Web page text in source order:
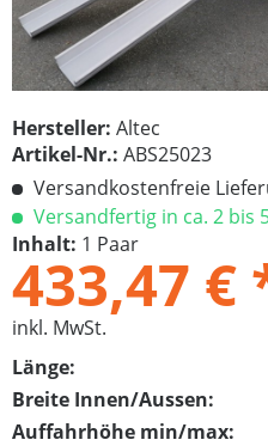
Hersteller: Altec
Artikel-Nr.: ABS25023
Versandkostenfreie
Versandfertig in ca. 2 bis
Inhalt: 1 Paar
433,47 €
inkl. MwSt.
Länge:
Breite Innen/Aussen:
Auffahrhöhe min/max: